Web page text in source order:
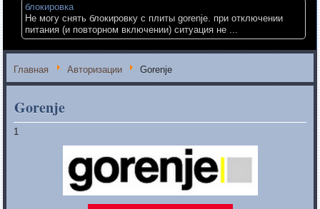
блокировка
Не могу снять блокировку с плиты gorenje. при отключении
питания (и повторном включении) ситуация не ...
Главная Авторизации Gorenje
Gorenje
1